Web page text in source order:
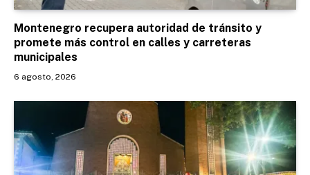
Montenegro recupera autoridad de tránsito y
promete más control en calles y carreteras
municipales
6 agosto, 2026